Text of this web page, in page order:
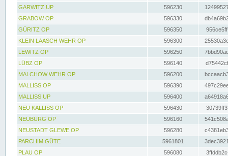
GARWITZ UP
596230
GRABOW OP
596330
GÜRITZ OP
596350
KLEIN LAASCH WEHR OP
596300
LEWITZ OP
596250
LÜBZ OP
596140
MALCHOW WEHR OP
596200
MALLISS OP
596390
MALLISS UP
596400
NEU KALLISS OP
596430
NEUBURG OP
596160
NEUSTADT GLEWE OP
596280
PARCHIM GÜTE
5961801
PLAU OP
596080